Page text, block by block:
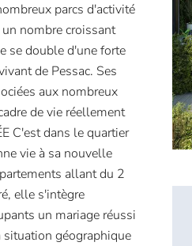
parcs d'activité
nombre croissant
se double d'une forte
de Pessac. Ses
aux nombreux
de vie réellement
C'est dans le quartier
vie à sa nouvelle
allant du 2
elle s'intègre
un mariage réussi
géographique